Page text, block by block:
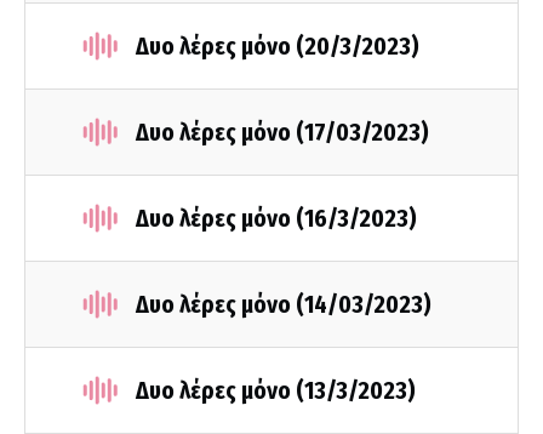
Δυο λέρες μόνο (20/3/2023)
Δυο λέρες μόνο (17/03/2023)
Δυο λέρες μόνο (16/3/2023)
Δυο λέρες μόνο (14/03/2023)
Δυο λέρες μόνο (13/3/2023)